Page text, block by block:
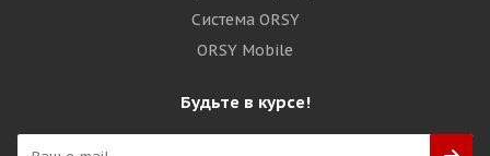
Система ORSY
ORSY Mobile
Будьте в курсе!